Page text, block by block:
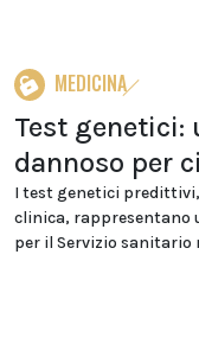
MEDICINA
Test genetici:
dannoso per
I test genetici
clinica, rappresentano
per il Servizio sanitario